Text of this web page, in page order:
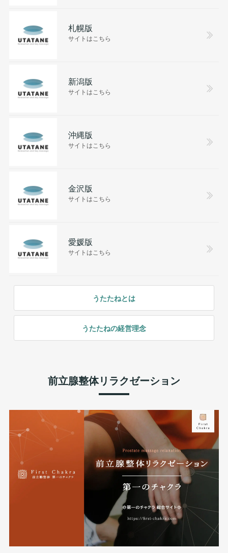
札幌版
サイトはこちら
新潟版
サイトはこちら
沖縄版
サイトはこちら
金沢版
サイトはこちら
愛媛版
サイトはこちら
うたたねとは
うたたねの経営理念
前立腺整体リラクゼーション